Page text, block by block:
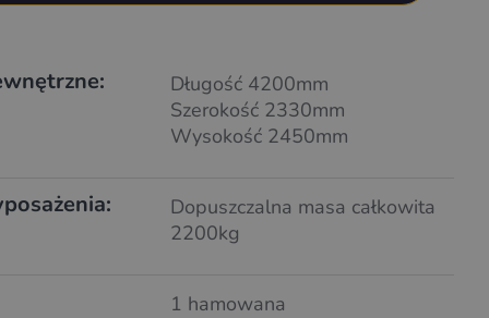
Długość 4200mm
Szerokość 2330mm
Wysokość 2450mm
Dopuszczalna masa całkowita
2200kg
1 hamowana